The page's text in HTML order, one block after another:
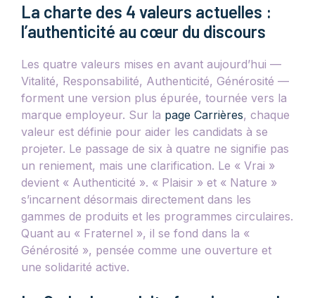
La charte des 4 valeurs actuelles :
l’authenticité au cœur du discours
Les quatre valeurs mises en avant aujourd’hui —
Vitalité, Responsabilité, Authenticité, Générosité —
forment une version plus épurée, tournée vers la
marque employeur. Sur la page Carrières, chaque
valeur est définie pour aider les candidats à se
projeter. Le passage de six à quatre ne signifie pas
un reniement, mais une clarification. Le « Vrai »
devient « Authenticité ». « Plaisir » et « Nature »
s’incarnent désormais directement dans les
gammes de produits et les programmes circulaires.
Quant au « Fraternel », il se fond dans la «
Générosité », pensée comme une ouverture et
une solidarité active.